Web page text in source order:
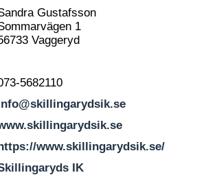
Gustafsson
1
Vaggeryd
5682110
www.skillingarydsik.se/
IK